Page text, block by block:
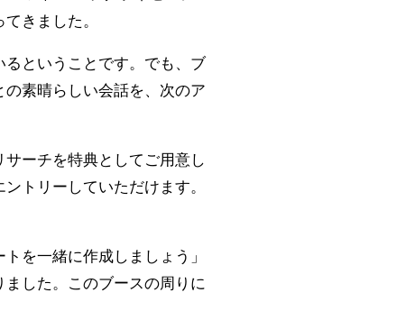
きました。
ということです。でも、ブ
素晴らしい会話を、次のア
ーチを特典としてご用意し
トリーしていただけます。
を一緒に作成しましょう」
した。このブースの周りに